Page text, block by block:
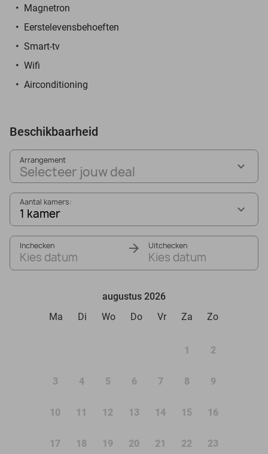
Magnetron
Eerstelevensbehoeften
Smart-tv
Wifi
Airconditioning
Beschikbaarheid
Arrangement
Selecteer jouw deal
Aantal kamers:
1 kamer
Inchecken
Kies datum
Uitchecken
Kies datum
augustus 2026
Ma
Di Wo Do Vr Za Zo
1 2
3 4 5 6 7 8 9
10 11 12 13 14 15 16
17 18 19 20 21 22 23